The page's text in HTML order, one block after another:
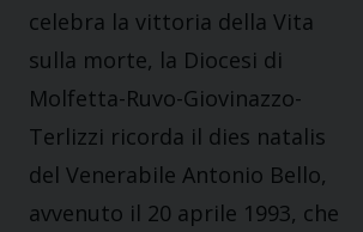
celebra la vittoria della Vita
sulla morte, la Diocesi di
Molfetta-Ruvo-Giovinazzo-
Terlizzi ricorda il dies natalis
del Venerabile Antonio Bello,
avvenuto il 20 aprile 1993, che